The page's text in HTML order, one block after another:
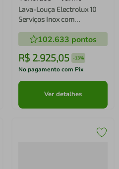
Lava-Louça Electrolux 10
Serviços Inox com
(LS10E)102.633 pontos
R$ 2.925,05 -13%
No pagamento com Pix
Ver detalhes